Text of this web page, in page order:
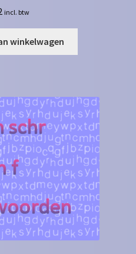
incl. btw
winkelwagen